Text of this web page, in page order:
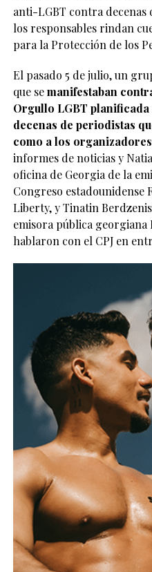
anti-LGBT contra decenas
los responsables rindan
para la Protección de los
El pasado 5 de julio, un
que semanifestaban
Orgullo LGBT
decenas de periodistas
como a los
informes de noticias y
oficina de Georgia de la
Congreso estadounidense
Liberty, y Tinatin
emisora ​​pública georgiana
hablaron con el CPJ en